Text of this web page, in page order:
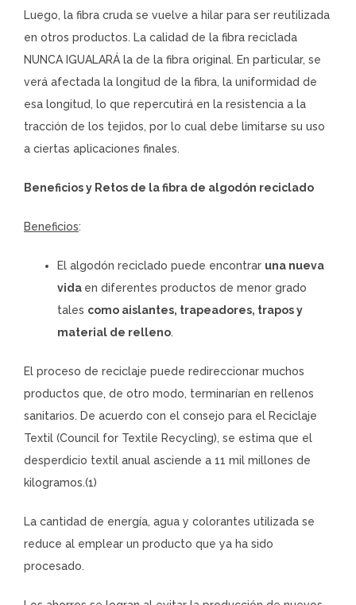
Luego, la fibra cruda se vuelve a hilar para ser reutilizada
en otros productos. La calidad de la fibra reciclada
NUNCA IGUALARÁ la de la fibra original. En particular, se
verá afectada la longitud de la fibra, la uniformidad de
esa longitud, lo que repercutirá en la resistencia a la
tracción de los tejidos, por lo cual debe limitarse su uso
a ciertas aplicaciones finales.
Beneficios y Retos de la fibra de algodón reciclado
Beneficios:
El algodón reciclado puede encontrar una nueva
vida en diferentes productos de menor grado
tales como aislantes, trapeadores, trapos y
material de relleno.
El proceso de reciclaje puede redireccionar muchos
productos que, de otro modo, terminarían en rellenos
sanitarios. De acuerdo con el consejo para el Reciclaje
Textil (Council for Textile Recycling), se estima que el
desperdicio textil anual asciende a 11 mil millones de
kilogramos.(1)
La cantidad de energía, agua y colorantes utilizada se
reduce al emplear un producto que ya ha sido
procesado.